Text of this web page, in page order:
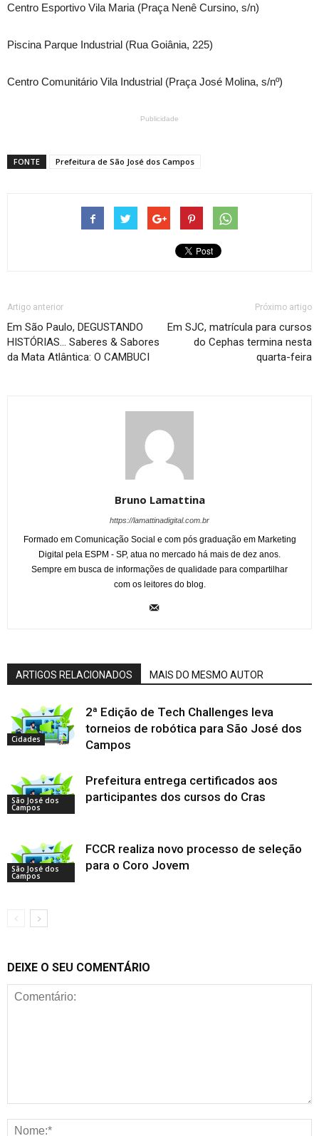
Centro Esportivo Vila Maria (Praça Nenê Cursino, s/n)
Piscina Parque Industrial (Rua Goiânia, 225)
Centro Comunitário Vila Industrial (Praça José Molina, s/nº)
Publicidade
FONTE Prefeitura de São José dos Campos
Artigo anterior
Em São Paulo, DEGUSTANDO
HISTÓRIAS… Saberes & Sabores
da Mata Atlântica: O CAMBUCI
Próximo artigo
Em SJC, matrícula para cursos
do Cephas termina nesta
quarta-feira
Bruno Lamattina
https://lamattinadigital.com.br
Formado em Comunicação Social e com pós graduação em Marketing
Digital pela ESPM - SP, atua no mercado há mais de dez anos.
Sempre em busca de informações de qualidade para compartilhar
com os leitores do blog.
ARTIGOS RELACIONADOS MAIS DO MESMO AUTOR
Cidades
2ª Edição de Tech Challenges leva
torneios de robótica para São José dos
Campos
São José dos
Campos
Prefeitura entrega certificados aos
participantes dos cursos do Cras
São José dos
Campos
FCCR realiza novo processo de seleção
para o Coro Jovem
DEIXE O SEU COMENTÁRIO